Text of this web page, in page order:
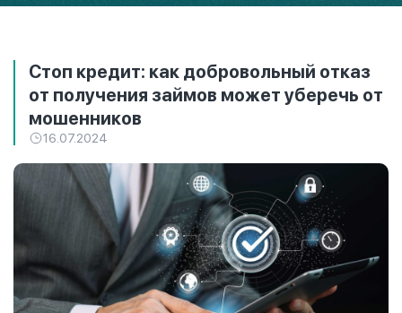
Стоп кредит: как добровольный отказ
от получения займов может уберечь от
мошенников
16.07.2024